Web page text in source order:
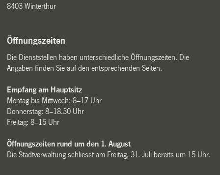
8403 Winterthur
Öffnungszeiten
Die Dienststellen haben unterschiedliche Öffnungszeiten. Die
Angaben finden Sie auf den entsprechenden Seiten.
Empfang am Hauptsitz
Montag bis Mittwoch: 8–17 Uhr
Donnerstag: 8–18.30 Uhr
Freitag: 8–16 Uhr
Öffnungszeiten rund um den 1. August
Die Stadtverwaltung schliesst am Freitag, 31. Juli bereits um 15 Uhr.